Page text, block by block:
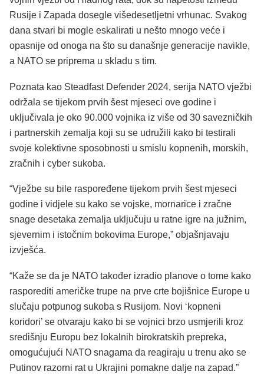
Rusije i Zapada dosegle višedesetljetni vrhunac. Svakog
dana stvari bi mogle eskalirati u nešto mnogo veće i
opasnije od onoga na što su današnje generacije navikle,
a NATO se priprema u skladu s tim.
Poznata kao Steadfast Defender 2024, serija NATO vježbi
održala se tijekom prvih šest mjeseci ove godine i
uključivala je oko 90.000 vojnika iz više od 30 savezničkih
i partnerskih zemalja koji su se udružili kako bi testirali
svoje kolektivne sposobnosti u smislu kopnenih, morskih,
zračnih i cyber sukoba.
“Vježbe su bile raspoređene tijekom prvih šest mjeseci
godine i vidjele su kako se vojske, mornarice i zračne
snage desetaka zemalja uključuju u ratne igre na južnim,
sjevernim i istočnim bokovima Europe,” objašnjavaju
izvješća.
“Kaže se da je NATO također izradio planove o tome kako
rasporediti američke trupe na prve crte bojišnice Europe u
slučaju potpunog sukoba s Rusijom. Novi ‘kopneni
koridori’ se otvaraju kako bi se vojnici brzo usmjerili kroz
središnju Europu bez lokalnih birokratskih prepreka,
omogućujući NATO snagama da reagiraju u trenu ako se
Putinov razorni rat u Ukrajini pomakne dalje na zapad.”